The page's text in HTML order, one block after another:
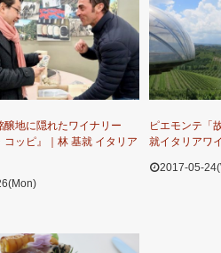
醸地に隠れたワイナリー
コッピ』｜林 基就 イタリア
ピエモンテ「
就イタリアワ
2017-05-